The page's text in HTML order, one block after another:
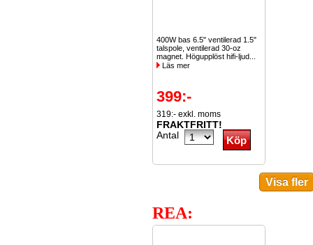
400W bas 6.5" ventilerad 1.5"
talspole, ventilerad 30-oz
magnet. Högupplöst hifi-ljud...
Läs mer
399:-
319:- exkl. moms
FRAKTFRITT!
Antal
REA: